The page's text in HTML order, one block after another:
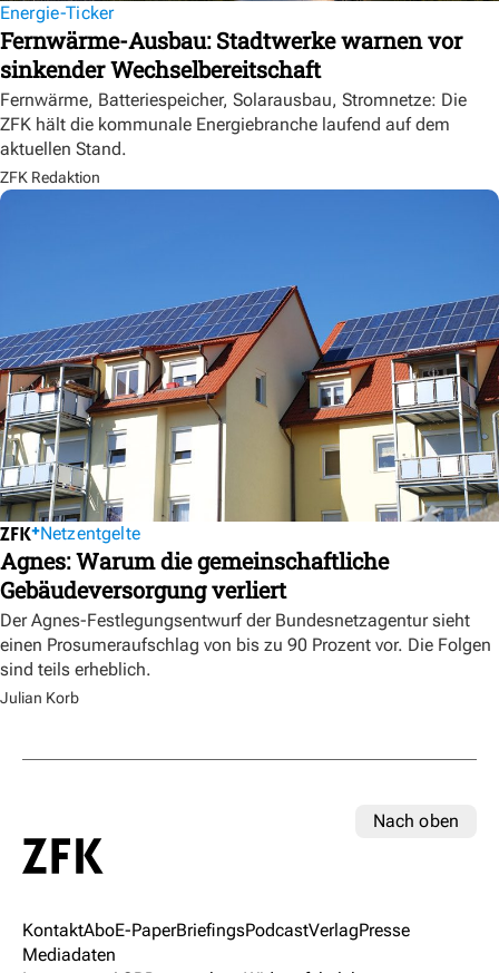
Energie-Ticker
Fernwärme-Ausbau: Stadtwerke warnen vor
sinkender Wechselbereitschaft
Fernwärme, Batteriespeicher, Solarausbau, Stromnetze: Die
ZFK hält die kommunale Energiebranche laufend auf dem
aktuellen Stand.
ZFK Redaktion
Netzentgelte
Agnes: Warum die gemeinschaftliche
Gebäudeversorgung verliert
Der Agnes-Festlegungsentwurf der Bundesnetzagentur sieht
einen Prosumeraufschlag von bis zu 90 Prozent vor. Die Folgen
sind teils erheblich.
Julian Korb
Nach oben
KontaktAboE-PaperBriefingsPodcastVerlagPresse
Mediadaten